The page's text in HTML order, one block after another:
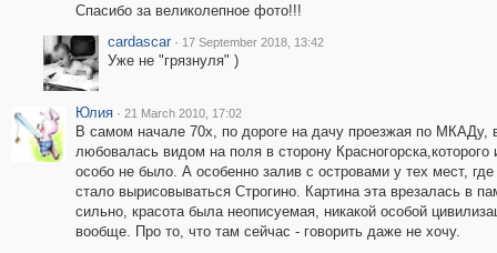
Спасибо за великолепное фото!!!
cardascar · 17 September 2018, 13:42
Уже не "грязнуля" )
Юлия · 21 March 2010, 17:02
В самом начале 70х, по дороге на дачу проезжая по МКАДу,
любовалась видом на поля в сторону Красногорска,которого
особо не было. А особенно залив с островами у тех мест,
стало вырисовываться Строгино. Картина эта врезалась в
сильно, красота была неописуемая, никакой особой
вообще. Про то, что там сейчас - говорить даже не хочу.